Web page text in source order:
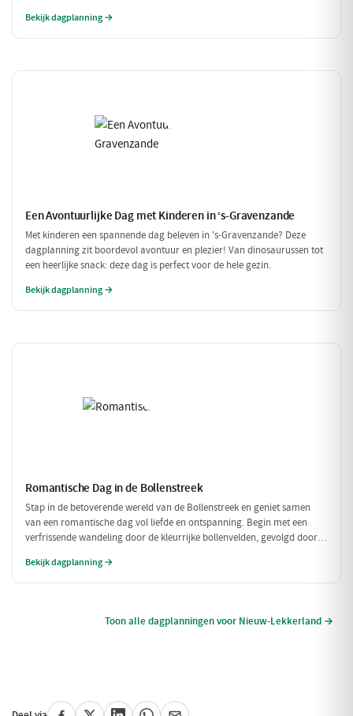
binnenshuis!
Bekijk dagplanning →
Een Avontuurlijke Dag met Kinderen in ‘s-Gravenzande
Met kinderen een spannende dag beleven in 's-Gravenzande? Deze
dagplanning zit boordevol avontuur en plezier! Van dinosaurussen tot
een heerlijke snack: deze dag is perfect voor de hele gezin.
Bekijk dagplanning →
Romantische Dag in de Bollenstreek
Stap in de betoverende wereld van de Bollenstreek en geniet samen
van een romantische dag vol liefde en ontspanning. Begin met een
verfrissende wandeling door de kleurrijke bollenvelden, gevolgd door
een prachtig uitzicht dat de liefde alleen maar versterkt.
Bekijk dagplanning →
Toon alle dagplanningen voor Nieuw-Lekkerland →